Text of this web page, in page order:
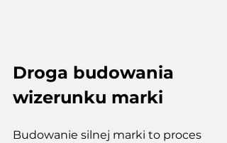
Droga budowania
wizerunku marki
Budowanie silnej marki to proces